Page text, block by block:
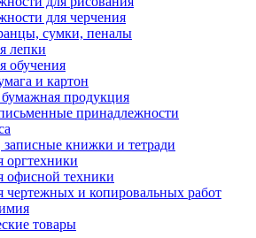
для черчения
сумки, пеналы
лепки
обучения
и картон
продукция
принадлежности
книжки и тетради
оргтехники
офисной техники
чертежных и копировальных работ
товары